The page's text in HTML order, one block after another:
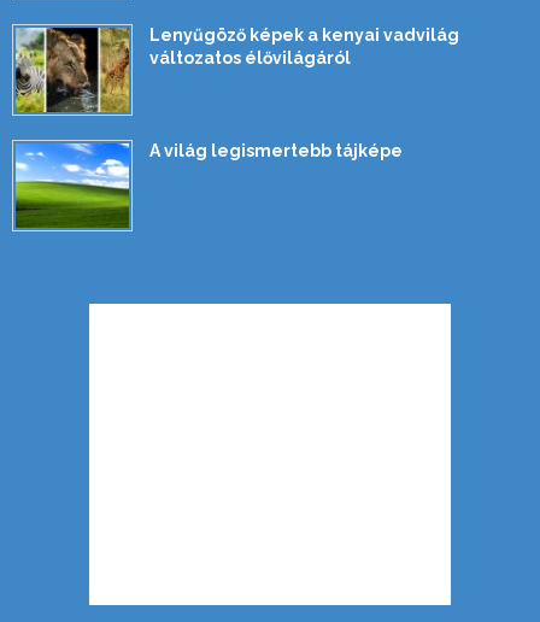
Lenyűgöző képek a kenyai vadvilág
változatos élővilágáról
A világ legismertebb tájképe